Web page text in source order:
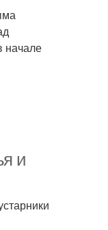
начале
и